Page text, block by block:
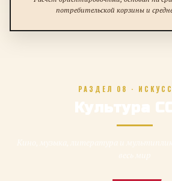
потребительской корзины и
РАЗДЕЛ 08 ·
Культура